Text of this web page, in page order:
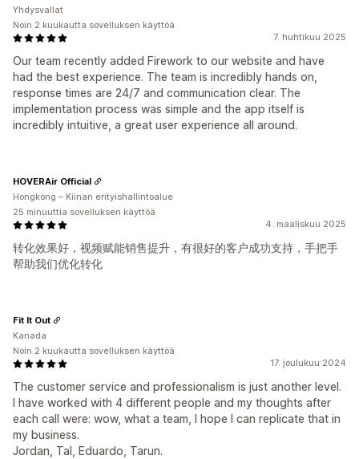
7. huhtikuu 2025
Our team recently added Firework to our website and have
had the best experience. The team is incredibly hands on,
response times are 24/7 and communication clear. The
implementation process was simple and the app itself is
incredibly intuitive, a great user experience all around.
Yhdysvallat
Noin 2 kuukautta sovelluksen käyttöä
4. maaliskuu 2025
转化效果好，视频赋能销售提升，有很好的客户成功支持，手把手
帮助我们优化转化
HOVERAir Official
Hongkong – Kiinan erityishallintoalue
25 minuuttia sovelluksen käyttöä
17. joulukuu 2024
The customer service and professionalism is just another level.
I have worked with 4 different people and my thoughts after
each call were: wow, what a team, I hope I can replicate that in
my business.
Jordan, Tal, Eduardo, Tarun.
Fit It Out
Kanada
Noin 2 kuukautta sovelluksen käyttöä